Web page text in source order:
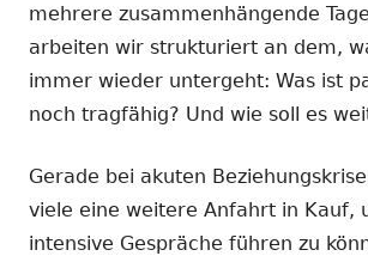
mehrere zusammenhängende
arbeiten wir strukturiert an dem,
immer wieder untergeht: Was ist
noch tragfähig? Und wie soll es
Gerade bei akuten
viele eine weitere Anfahrt in Kauf,
intensive Gespräche führen zu